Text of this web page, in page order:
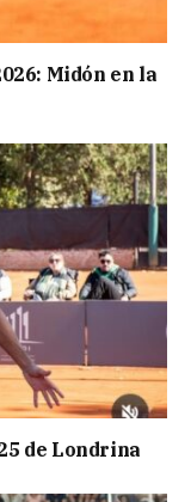
Midón en la
de Londrina